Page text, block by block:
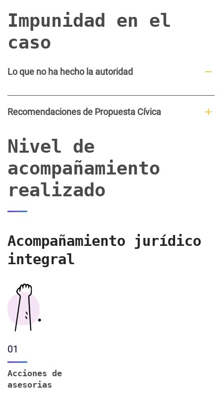
Impunidad en el
caso
Lo que no ha hecho la autoridad
Recomendaciones de Propuesta Cívica
Nivel de
acompañamiento
realizado
Acompañamiento jurídico
integral
01
Acciones de
asesorias